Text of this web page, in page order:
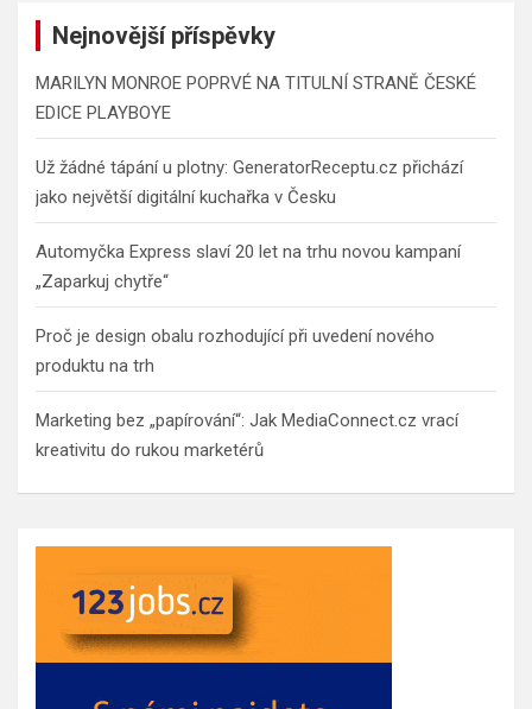
Nejnovější příspěvky
MARILYN MONROE POPRVÉ NA TITULNÍ STRANĚ ČESKÉ
EDICE PLAYBOYE
Už žádné tápání u plotny: GeneratorReceptu.cz přichází
jako největší digitální kuchařka v Česku
Automyčka Express slaví 20 let na trhu novou kampaní
„Zaparkuj chytře“
Proč je design obalu rozhodující při uvedení nového
produktu na trh
Marketing bez „papírování“: Jak MediaConnect.cz vrací
kreativitu do rukou marketérů